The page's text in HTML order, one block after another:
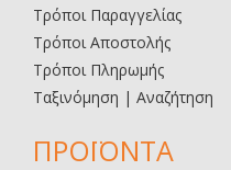
Τρόποι Παραγγελίας
Τρόποι Αποστολής
Τρόποι Πληρωμής
Ταξινόμηση | Αναζήτηση